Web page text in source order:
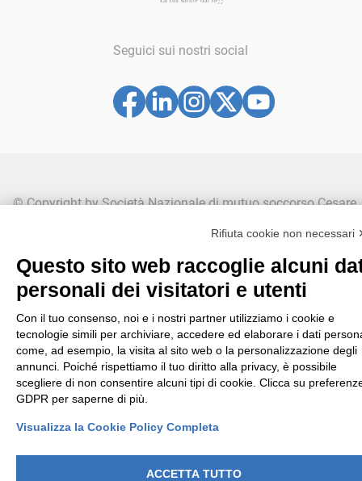
Seguici sui nostri social
© Copyright by Società Nazionale di mutuo soccorso Cesare
società di mutuo soccorso n° C100040
Via San Gregorio 46/48 - 20124 Milano |
infocenter@mutuacesarepozzo.it
Cookie Policy-Privacy Policy- Modifica preferenze Cookie
Rifiuta cookie non necessari
Questo sito web raccoglie alcuni
personali dei visitatori e utenti
Con il tuo consenso, noi e i nostri partner utilizziamo i cookie e
tecnologie simili per archiviare, accedere ed elaborare i dati
come, ad esempio, la visita al sito web o la personalizzazione degli
annunci. Poiché rispettiamo il tuo diritto alla privacy, è possibile
scegliere di non consentire alcuni tipi di cookie. Clicca su
GDPR per saperne di più.
Visualizza la Cookie Policy Completa
ACCETTA TUTTO